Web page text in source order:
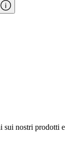
sui nostri prodotti e